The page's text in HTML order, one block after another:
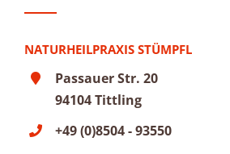
NATURHEILPRAXIS STÜMPFL
Passauer Str. 20
94104 Tittling
+49 (0)8504 - 93550